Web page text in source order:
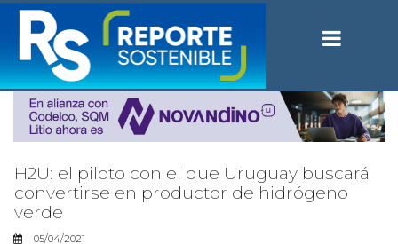
H2U: el piloto con el que Uruguay buscará
convertirse en productor de hidrógeno
verde
05/04/2021